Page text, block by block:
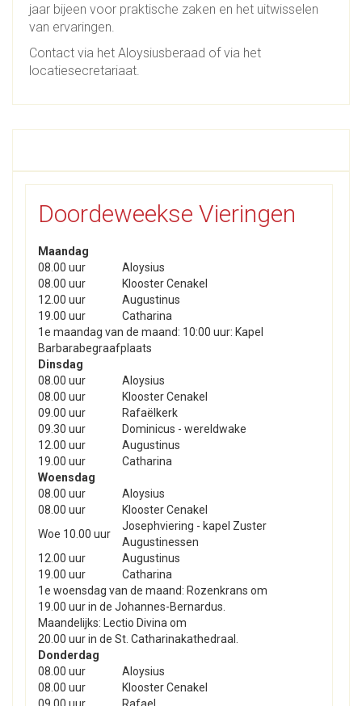
jaar bijeen voor praktische zaken en het uitwisselen
van ervaringen.
Contact via het Aloysiusberaad of via het
locatiesecretariaat.
Doordeweekse Vieringen
Maandag
08.00 uur
Aloysius
08.00 uur
Klooster Cenakel
12.00 uur
Augustinus
19.00 uur
Catharina
1e maandag van de maand: 10:00 uur: Kapel
Barbarabegraafplaats
Dinsdag
08.00 uur
Aloysius
08.00 uur
Klooster Cenakel
09.00 uur
Rafaëlkerk
09.30 uur
Dominicus - wereldwake
12.00 uur
Augustinus
19.00 uur
Catharina
Woensdag
08.00 uur
Aloysius
08.00 uur
Klooster Cenakel
Woe 10.00 uur
Josephviering - kapel Zuster
Augustinessen
12.00 uur
Augustinus
19.00 uur
Catharina
1e woensdag van de maand: Rozenkrans om
19.00 uur in de Johannes-Bernardus.
Maandelijks: Lectio Divina om
20.00 uur in de St. Catharinakathedraal.
Donderdag
08.00 uur
Aloysius
08.00 uur
Klooster Cenakel
09.00 uur
Rafael